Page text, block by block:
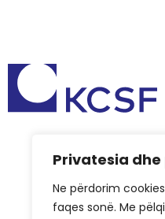
Privatesia
Ne përdorim
faqes sonë. Me